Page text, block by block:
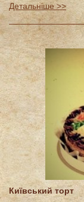
Детальніше >>
Київський торт